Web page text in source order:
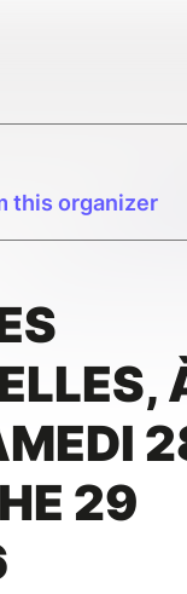
this organizer
29